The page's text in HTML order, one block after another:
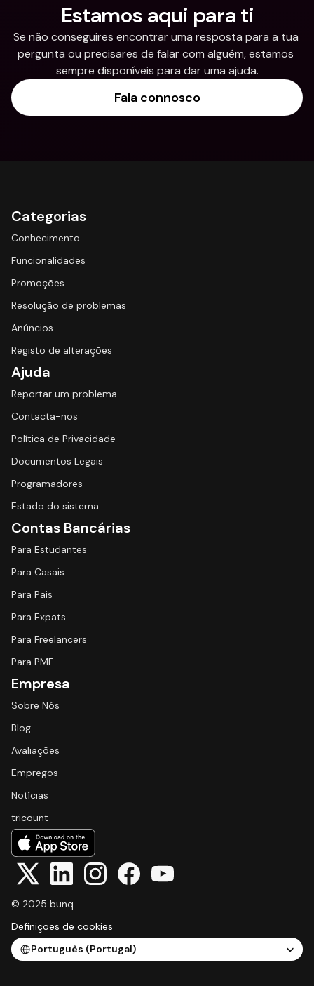
Estamos aqui para ti
Se não conseguires encontrar uma resposta para a tua
pergunta ou precisares de falar com alguém, estamos
sempre disponíveis para dar uma ajuda.
Fala connosco
Categorias
Conhecimento
Funcionalidades
Promoções
Resolução de problemas
Anúncios
Registo de alterações
Ajuda
Reportar um problema
Contacta-nos
Política de Privacidade
Documentos Legais
Programadores
Estado do sistema
Contas Bancárias
Para Estudantes
Para Casais
Para Pais
Para Expats
Para Freelancers
Para PME
Empresa
Sobre Nós
Blog
Avaliações
Empregos
Notícias
tricount
© 2025 bunq
Definições de cookies
Select Language
Português (Portugal)